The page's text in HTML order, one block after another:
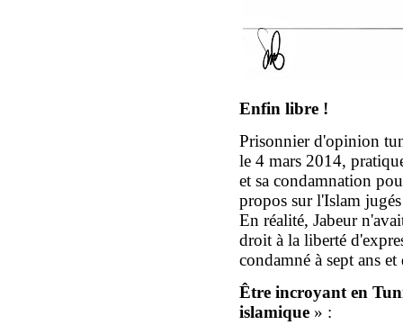
Enfin libre !
Prisonnier d'opinion
le 4 mars 2014,
et sa condamnation
propos sur l'Islam
En réalité, Jabeur
droit à la liberté
condamné à sept ans
Être incroyant en
islamique » :